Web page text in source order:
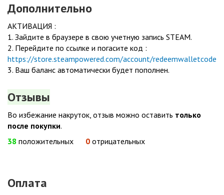
Дополнительно
АКТИВАЦИЯ :
1. Зайдите в браузере в свою учетную запись STEAM.
2. Перейдите по ссылке и погасите код :
https://store.steampowered.com/account/redeemwalletcode
3. Ваш баланс автоматически будет пополнен.
Отзывы
Во избежание накруток, отзыв можно оставить только
после покупки.
38 положительных 0 отрицательных
Оплата